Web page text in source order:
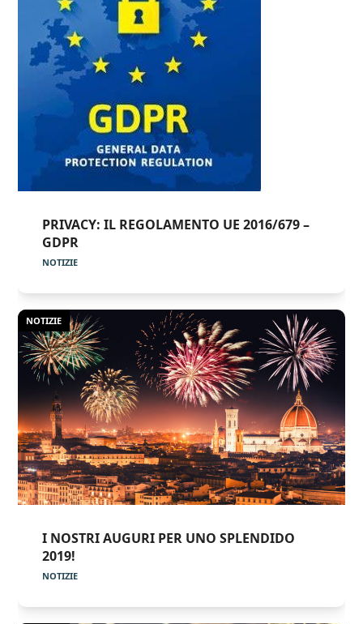
PRIVACY: IL REGOLAMENTO UE 2016/679 –
GDPR
NOTIZIE
NOTIZIE
I NOSTRI AUGURI PER UNO SPLENDIDO
2019!
NOTIZIE